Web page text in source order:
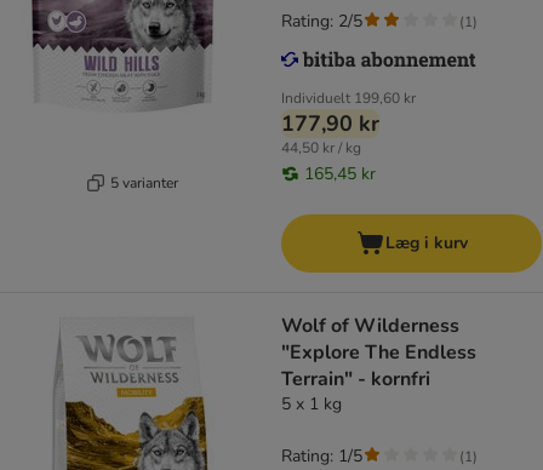
5 varianter
Individuelt 199,60 kr
177,90 kr
44,50 kr / kg
165,45 kr
Rating: 2/5 (1)
Læg i kurv
Wolf of Wilderness
"Explore The Endless
Terrain" - kornfri
5 x 1 kg
Rating: 1/5 (1)